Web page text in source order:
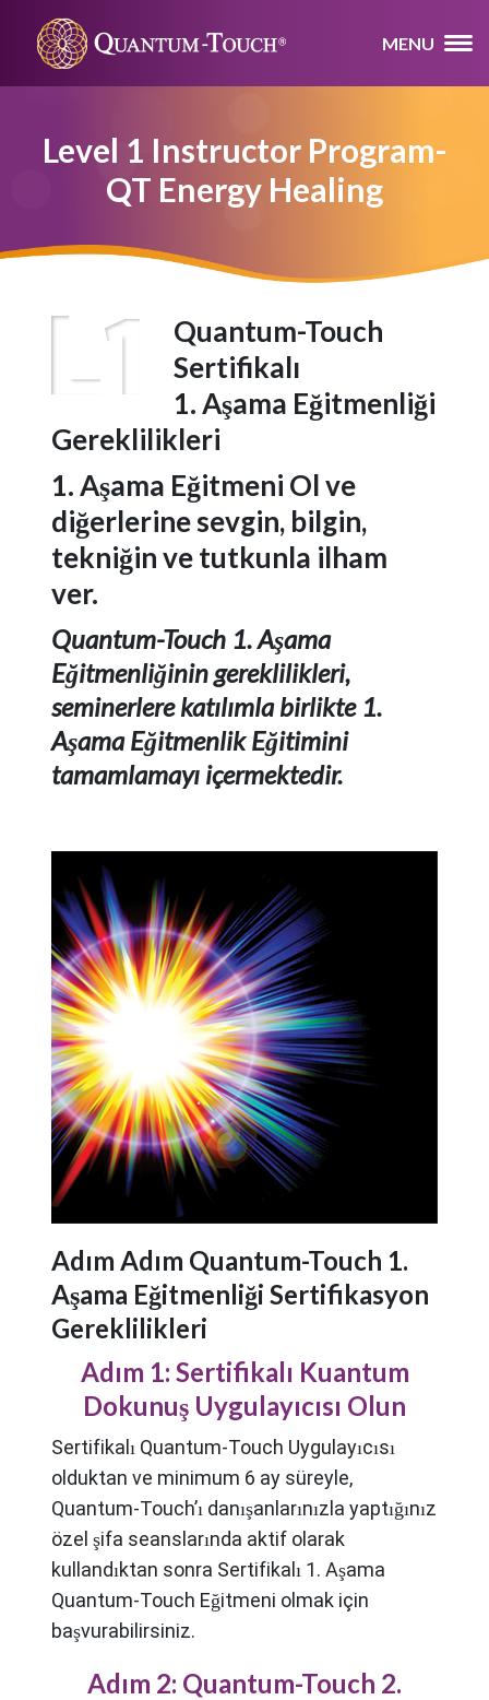
MENU
Level 1 Instructor Program-
QT Energy Healing
Quantum-Touch
Sertifikalı
1. Aşama Eğitmenliği
Gereklilikleri
1. Aşama Eğitmeni Ol ve
diğerlerine sevgin, bilgin,
tekniğin ve tutkunla ilham
ver.
Quantum-Touch 1. Aşama
Eğitmenliğinin gereklilikleri,
seminerlere katılımla birlikte 1.
Aşama Eğitmenlik Eğitimini
tamamlamayı içermektedir.
Adım Adım Quantum-Touch 1.
Aşama Eğitmenliği Sertifikasyon
Gereklilikleri
Adım 1: Sertifikalı Kuantum
Dokunuş Uygulayıcısı Olun
Sertifikalı Quantum-Touch Uygulayıcısı
olduktan ve minimum 6 ay süreyle,
Quantum-Touch’ı danışanlarınızla yaptığınız
özel şifa seanslarında aktif olarak
kullandıktan sonra Sertifikalı 1. Aşama
Quantum-Touch Eğitmeni olmak için
başvurabilirsiniz.
Adım 2: Quantum-Touch 2.